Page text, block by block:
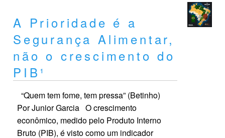
A Prioridade é a
Segurança Alimentar,
não o crescimento do
PIB¹
“Quem tem fome, tem pressa” (Betinho)
Por Junior Garcia O crescimento
econômico, medido pelo Produto Interno
Bruto (PIB), é visto como um indicador